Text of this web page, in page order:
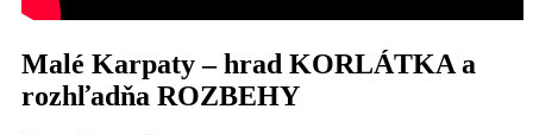
Malé Karpaty – hrad KORLÁTKA a
rozhľadňa ROZBEHY